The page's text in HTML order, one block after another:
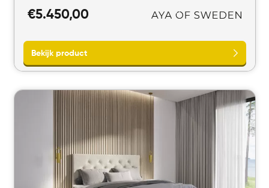
€5.450,00